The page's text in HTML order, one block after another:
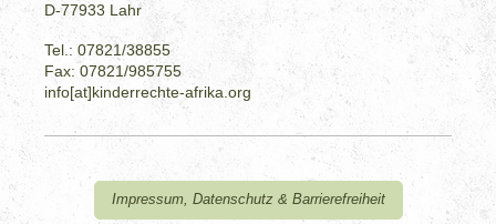
D-77933 Lahr
Tel.: 07821/38855
Fax: 07821/985755
info[at]kinderrechte-afrika.org
Impressum, Datenschutz & Barrierefreiheit